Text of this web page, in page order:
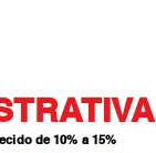
de 10% a 15%